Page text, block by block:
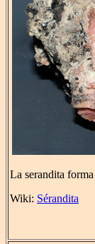
La serandita
Wiki: Sérandita